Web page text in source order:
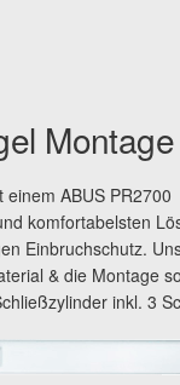
ABUS PR2700
komfortabelsten
Einbruchschutz.
& die Montage
inkl. 3